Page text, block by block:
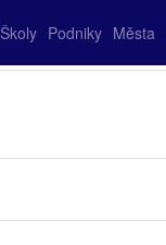
Školy Podniky Města